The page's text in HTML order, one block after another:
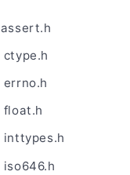
assert.h
ctype.h
errno.h
float.h
inttypes.h
iso646.h